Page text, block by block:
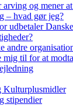
arving og mener
– hvad gør jeg?
udbetaler
andre
mig til for at
Kulturplusmidler
stipendier